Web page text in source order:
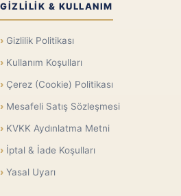
GIZLILIK & KULLANIM
Gizlilik Politikası
Kullanım Koşulları
Çerez (Cookie) Politikası
Mesafeli Satış Sözleşmesi
KVKK Aydınlatma Metni
İptal & İade Koşulları
Yasal Uyarı